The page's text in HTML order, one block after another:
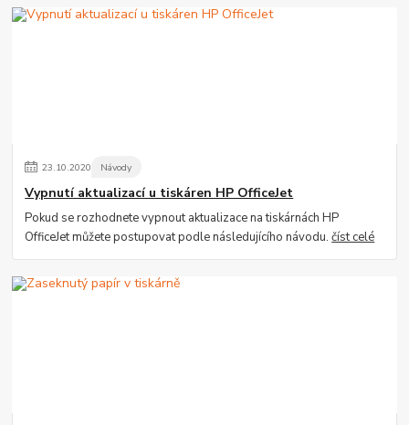
23.10.2020 Návody
Vypnutí aktualizací u tiskáren HP OfficeJet
Pokud se rozhodnete vypnout aktualizace na tiskárnách HP
OfficeJet můžete postupovat podle následujícího návodu.číst celé